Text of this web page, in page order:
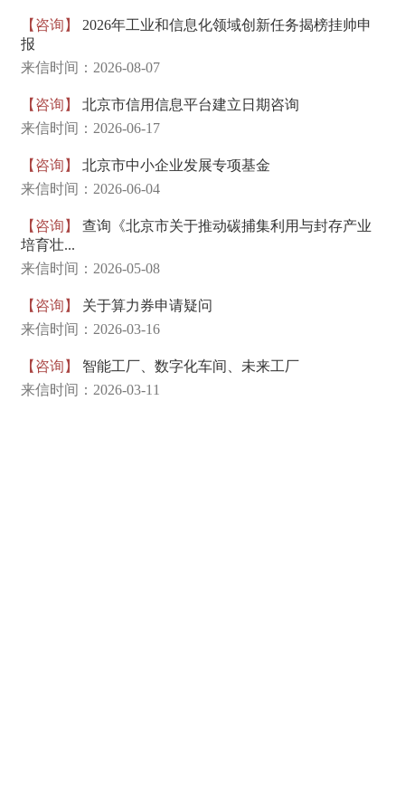
【咨询】 2026年工业和信息化领域创新任务揭榜挂帅申
报
来信时间：2026-08-07
【咨询】 北京市信用信息平台建立日期咨询
来信时间：2026-06-17
【咨询】 北京市中小企业发展专项基金
来信时间：2026-06-04
【咨询】 查询《北京市关于推动碳捕集利用与封存产业
培育壮...
来信时间：2026-05-08
【咨询】 关于算力券申请疑问
来信时间：2026-03-16
【咨询】 智能工厂、数字化车间、未来工厂
来信时间：2026-03-11